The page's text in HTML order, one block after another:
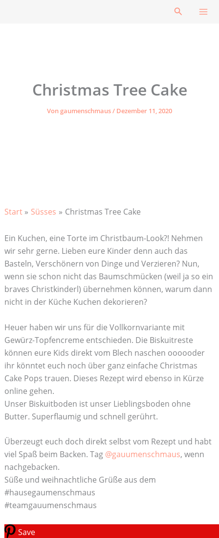
Suchen
Christmas Tree Cake
Vongaumenschmaus/ Dezember 11, 2020
Start Süsses Christmas Tree Cake
Ein Kuchen, eine Torte im Christbaum-Look?! Nehmen
wir sehr gerne. Lieben eure Kinder denn auch das
Basteln, Verschönern von Dinge und Verzieren? Nun,
wenn sie schon nicht das Baumschmücken (weil ja so ein
braves Christkinderl) übernehmen können, warum dann
nicht in der Küche Kuchen dekorieren?
Heuer haben wir uns für die Vollkornvariante mit
Gewürz-Topfencreme entschieden. Die Biskuitreste
können eure Kids direkt vom Blech naschen oooooder
ihr könntet euch noch über ganz einfache Christmas
Cake Pops trauen. Dieses Rezept wird ebenso in Kürze
online gehen.
Unser Biskuitboden ist unser Lieblingsboden ohne
Butter. Superflaumig und schnell gerührt.
Überzeugt euch doch direkt selbst vom Rezept und habt
viel Spaß beim Backen. Tag @gauumenschmaus, wenn
nachgebacken.
Süße und weihnachtliche Grüße aus dem
#hausegaumenschmaus
#teamgauumenschmaus
Save